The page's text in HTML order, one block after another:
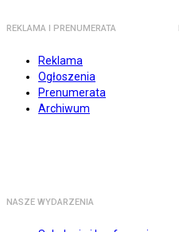
REKLAMA I PRENUMERATA
Reklama
Ogłoszenia
Prenumerata
Archiwum
NASZE WYDARZENIA